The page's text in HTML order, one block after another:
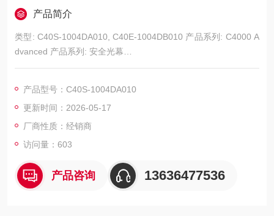
产品简介
类型: C40S-1004DA010, C40E-1004DB010 产品系列: C4000 A
dvanced 产品系列: 安全光幕
系统硬件: 发射器-接收器对
分辨率: 40 mm
保护区高度: 1,050 mm
系统接口: 12 针 M26 Hirschmann 插头
SICK施克安全光幕时刻*德国*
产品型号：C40S-1004DA010
更新时间：2026-05-17
厂商性质：经销商
访问量：603
产品咨询 13636477536